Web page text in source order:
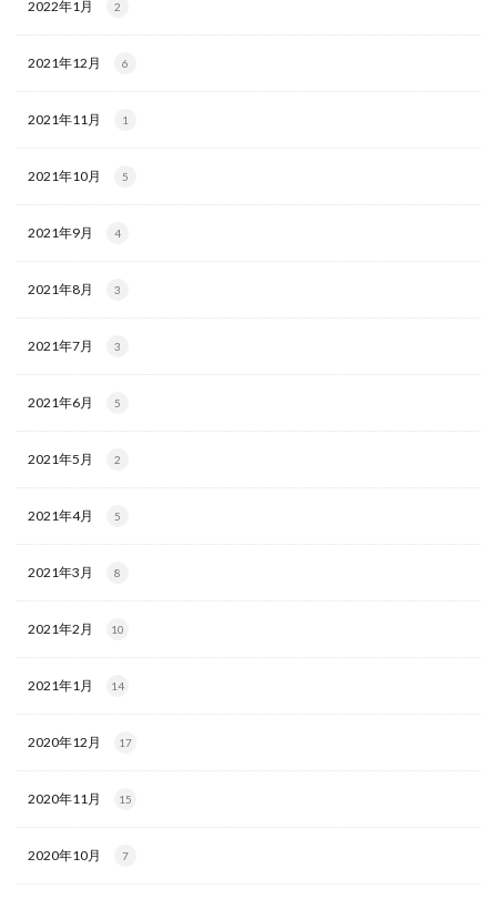
2022年1月 2
2021年12月 6
2021年11月 1
2021年10月 5
2021年9月 4
2021年8月 3
2021年7月 3
2021年6月 5
2021年5月 2
2021年4月 5
2021年3月 8
2021年2月 10
2021年1月 14
2020年12月 17
2020年11月 15
2020年10月 7